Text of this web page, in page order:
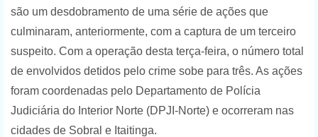
são um desdobramento de uma série de ações que
culminaram, anteriormente, com a captura de um terceiro
suspeito. Com a operação desta terça-feira, o número total
de envolvidos detidos pelo crime sobe para três. As ações
foram coordenadas pelo Departamento de Polícia
Judiciária do Interior Norte (DPJI-Norte) e ocorreram nas
cidades de Sobral e Itaitinga.